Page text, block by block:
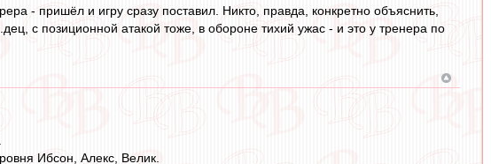
- пришёл и игру сразу поставил. Никто, правда, конкретно объяснить,
с позиционной атакой тоже, в обороне тихий ужас - и это у тренера по
Ибсон, Алекс, Велик.